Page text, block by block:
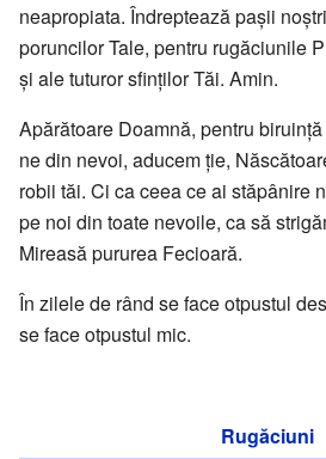
neapropiata. Îndreptează paşii
poruncilor Tale, pentru rugăciunile
şi ale tuturor sfinţilor Tăi. Amin.
Apărătoare Doamnă, pentru
ne din nevoi, aducem ţie,
robii tăi. Ci ca ceea ce ai stăpânire
pe noi din toate nevoile, ca să
Mireasă pururea Fecioară.
În zilele de rând se face otpustul
se face otpustul mic.
Rugăciuni